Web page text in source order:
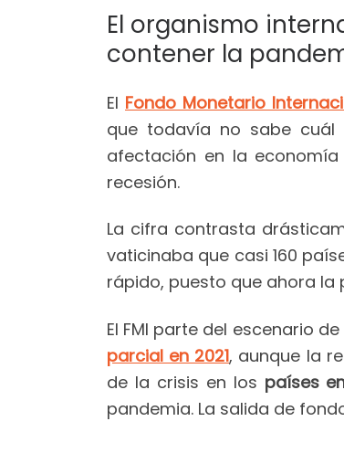
El organismo
contener la
El Fondo Monetario
que todavía no sabe cuál
afectación en la
recesión.
La cifra contrasta
vaticinaba que casi 160
rápido, puesto que ahora la
El FMI parte del escenario
parcial en 2021, aunque la
de la crisis en los países
pandemia. La salida de